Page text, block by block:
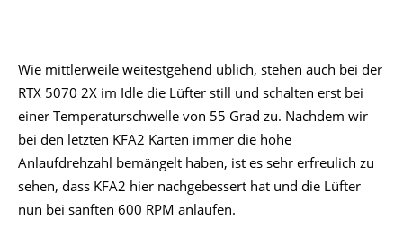
Wie mittlerweile weitestgehend üblich, stehen auch bei der
RTX 5070 2X im Idle die Lüfter still und schalten erst bei
einer Temperaturschwelle von 55 Grad zu. Nachdem wir
bei den letzten KFA2 Karten immer die hohe
Anlaufdrehzahl bemängelt haben, ist es sehr erfreulich zu
sehen, dass KFA2 hier nachgebessert hat und die Lüfter
nun bei sanften 600 RPM anlaufen.